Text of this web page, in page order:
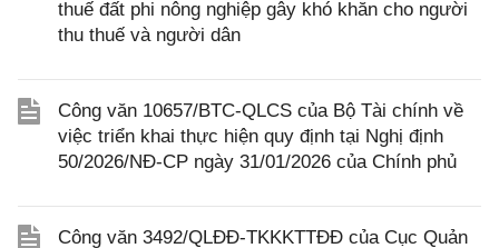
thuế đất phi nông nghiệp gây khó khăn cho người
thu thuế và người dân
Công văn 10657/BTC-QLCS của Bộ Tài chính về
việc triển khai thực hiện quy định tại Nghị định
50/2026/NĐ-CP ngày 31/01/2026 của Chính phủ
Công văn 3492/QLĐĐ-TKKKTTĐĐ của Cục Quản